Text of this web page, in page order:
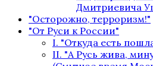
Дмитриевича
"Осторожно, терроризм!"
"От Руси к России"
I. "Откуда есть
II. "А Русь жива,